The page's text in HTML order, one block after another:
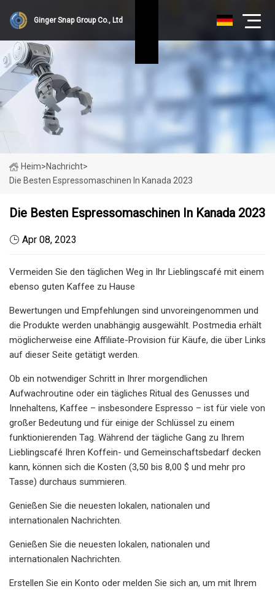
Ginger Snap Group Co., Ltd
Heim>Nachricht>
Die Besten Espressomaschinen In Kanada 2023
Die Besten Espressomaschinen In Kanada 2023
Apr 08, 2023
Vermeiden Sie den täglichen Weg in Ihr Lieblingscafé mit einem
ebenso guten Kaffee zu Hause
Bewertungen und Empfehlungen sind unvoreingenommen und
die Produkte werden unabhängig ausgewählt. Postmedia erhält
möglicherweise eine Affiliate-Provision für Käufe, die über Links
auf dieser Seite getätigt werden.
Ob ein notwendiger Schritt in Ihrer morgendlichen
Aufwachroutine oder ein tägliches Ritual des Genusses und
Innehaltens, Kaffee – insbesondere Espresso – ist für viele von
großer Bedeutung und für einige der Schlüssel zu einem
funktionierenden Tag. Während der tägliche Gang zu Ihrem
Lieblingscafé Ihren Koffein- und Gemeinschaftsbedarf decken
kann, können sich die Kosten (3,50 bis 8,00 $ und mehr pro
Tasse) durchaus summieren.
Genießen Sie die neuesten lokalen, nationalen und
internationalen Nachrichten.
Genießen Sie die neuesten lokalen, nationalen und
internationalen Nachrichten.
Erstellen Sie ein Konto oder melden Sie sich an, um mit Ihrem